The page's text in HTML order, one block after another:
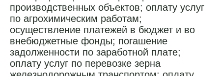
производственных объектов; оплату услуг
по агрохимическим работам;
осуществление платежей в бюджет и во
внебюджетные фонды; погашение
задолженности по заработной плате;
оплату услуг по перевозке зерна